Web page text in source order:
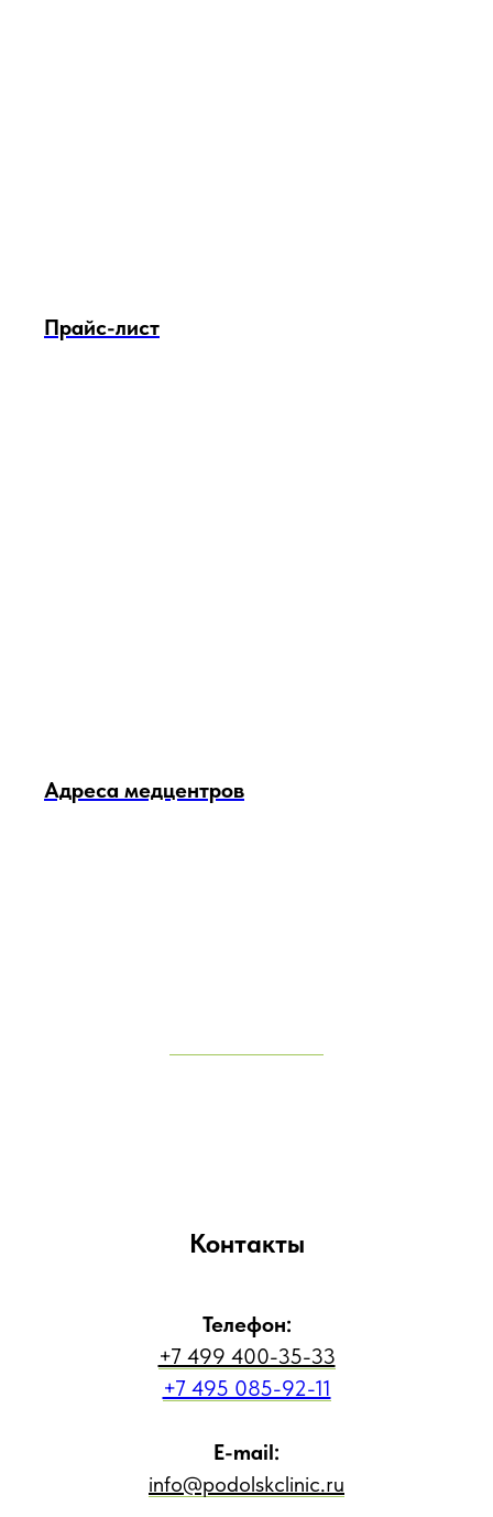
Прайс-лист
Адреса медцентров
Контакты
Телефон:
+7 499 400-35-33
+7 495 085-92-11
E-mail:
info@podolskclinic.ru